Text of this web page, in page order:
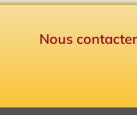
Nous contacter